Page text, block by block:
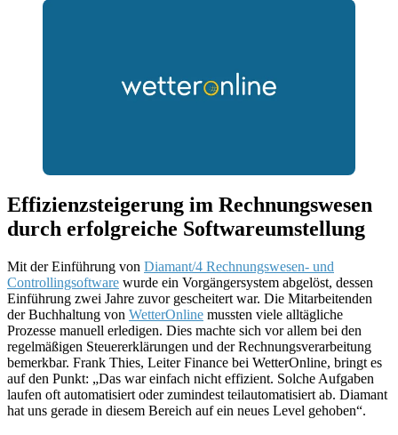
Effizienzsteigerung im Rechnungswesen
durch erfolgreiche Softwareumstellung
Mit der Einführung von Diamant/4 Rechnungswesen- und
Controllingsoftware wurde ein Vorgängersystem abgelöst, dessen
Einführung zwei Jahre zuvor gescheitert war. Die Mitarbeitenden
der Buchhaltung von WetterOnline mussten viele alltägliche
Prozesse manuell erledigen. Dies machte sich vor allem bei den
regelmäßigen Steuererklärungen und der Rechnungsverarbeitung
bemerkbar. Frank Thies, Leiter Finance bei WetterOnline, bringt es
auf den Punkt: „Das war einfach nicht effizient. Solche Aufgaben
laufen oft automatisiert oder zumindest teilautomatisiert ab. Diamant
hat uns gerade in diesem Bereich auf ein neues Level gehoben“.